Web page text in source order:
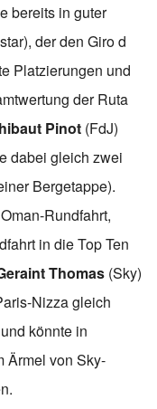
bereits in guter
der den Giro d
Platzierungen und
der Ruta
Pinot (FdJ)
dabei gleich zwei
Bergetappe).
Rundfahrt,
in die Top Ten
Thomas (Sky)
Nizza gleich
könnte in
Ärmel von Sky-